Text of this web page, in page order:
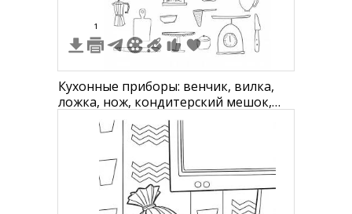
1
Кухонные приборы: венчик, вилка,
ложка, нож, кондитерский мешок,
банка с сахаром, скалка, сито,
колокольчик с крышкой, чайник,
мерный стакан, яйцо, кухонный
комбайн, миска с ложкой, лимонная
цедра, венчик для взбивания,
ситечко для чая, мука, мерный стака